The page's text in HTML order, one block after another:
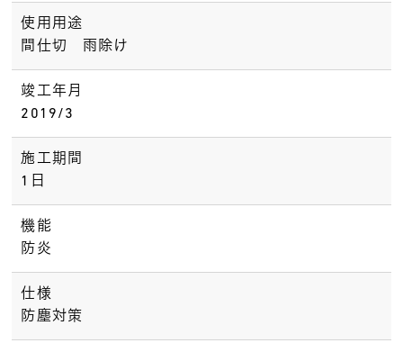
使用用途
間仕切 雨除け
竣工年月
2019/3
施工期間
1日
機能
防炎
仕様
防塵対策